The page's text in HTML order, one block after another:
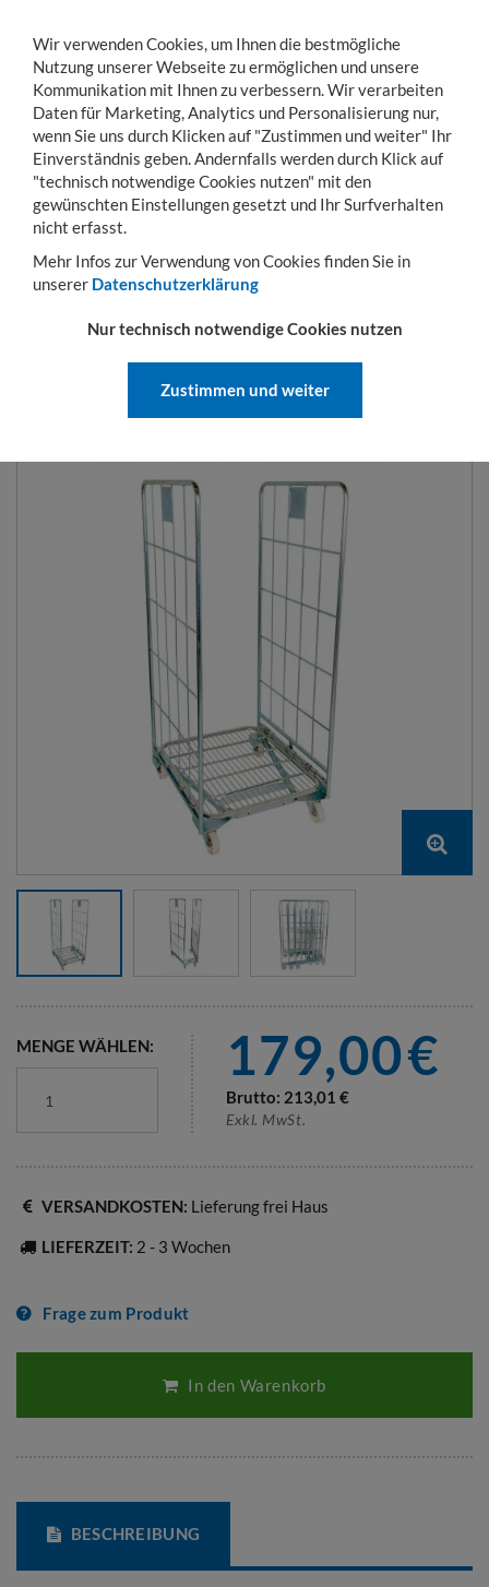
Toggle
navigation
MENÜ KONTO WARENKORB
Sie sind hier: Transportwagen Rollbehälter
NESTBARER ROLLBEHÄLTER 700
X 800 MM 2SEITIG MIT
KLAPPBODEN
MENGE WÄHLEN: 179,00€
Brutto: 213,01 €
Exkl. MwSt.
VERSANDKOSTEN: Lieferung frei Haus
LIEFERZEIT: 2 - 3 Wochen
Frage zum Produkt
In den Warenkorb
BESCHREIBUNG
Wir verwenden Cookies, um Ihnen die bestmögliche
Nutzung unserer Webseite zu ermöglichen und unsere
Kommunikation mit Ihnen zu verbessern. Wir verarbeiten
Daten für Marketing, Analytics und Personalisierung nur,
wenn Sie uns durch Klicken auf "Zustimmen und weiter" Ihr
Einverständnis geben. Andernfalls werden durch Klick auf
"technisch notwendige Cookies nutzen" mit den
gewünschten Einstellungen gesetzt und Ihr Surfverhalten
nicht erfasst.
Mehr Infos zur Verwendung von Cookies finden Sie in
unserer Datenschutzerklärung
Nur technisch notwendige Cookies nutzen
Zustimmen und weiter